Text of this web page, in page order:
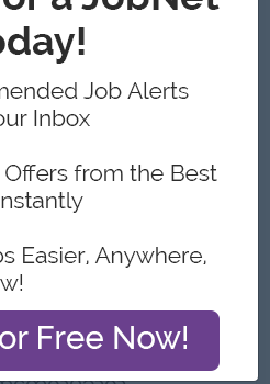
Publishers
to 1000
Kingdom, United